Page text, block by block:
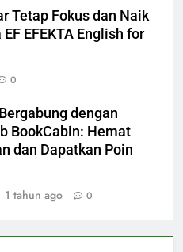
Tetap Fokus dan Naik
EFEKTA English for
0
dengan
BookCabin: Hemat
dan Dapatkan Poin
1 tahun ago 0